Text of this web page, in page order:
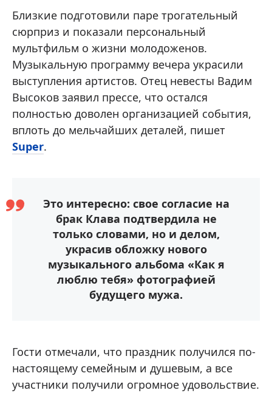
Близкие подготовили паре трогательный
сюрприз и показали персональный
мультфильм о жизни молодоженов.
Музыкальную программу вечера украсили
выступления артистов. Отец невесты Вадим
Высоков заявил прессе, что остался
полностью доволен организацией события,
вплоть до мельчайших деталей, пишет
Super.
Это интересно: свое согласие на
брак Клава подтвердила не
только словами, но и делом,
украсив обложку нового
музыкального альбома «Как я
люблю тебя» фотографией
будущего мужа.
Гости отмечали, что праздник получился по-
настоящему семейным и душевым, а все
участники получили огромное удовольствие.